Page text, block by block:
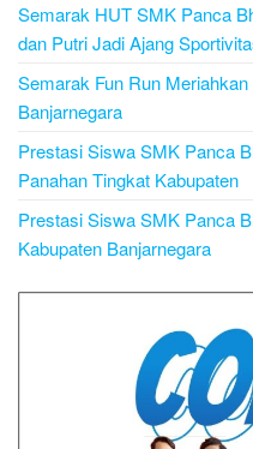
Semarak HUT SMK Panca
dan Putri Jadi Ajang
Semarak Fun Run
Banjarnegara
Prestasi Siswa SMK Panca
Panahan Tingkat Kabupaten
Prestasi Siswa SMK Panca
Kabupaten Banjarnegara